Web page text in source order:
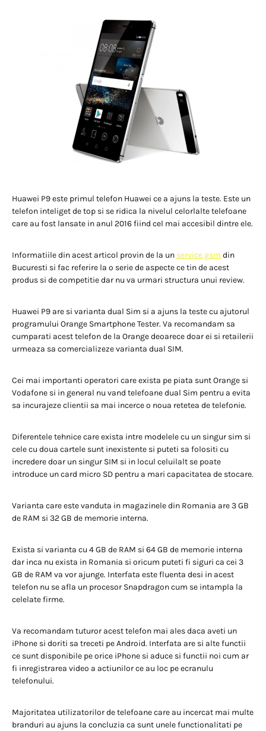
Huawei P9 este primul telefon Huawei ce a ajuns la teste. Este un
telefon inteliget de top si se ridica la nivelul celorlalte telefoane
care au fost lansate in anul 2016 fiind cel mai accesibil dintre ele.
Informatiile din acest articol provin de la un service gsm din
Bucuresti si fac referire la o serie de aspecte ce tin de acest
produs si de competitie dar nu va urmari structura unui review.
Huawei P9 are si varianta dual Sim si a ajuns la teste cu ajutorul
programului Orange Smartphone Tester. Va recomandam sa
cumparati acest telefon de la Orange deoarece doar ei si retailerii
urmeaza sa comercializeze varianta dual SIM.
Cei mai importanti operatori care exista pe piata sunt Orange si
Vodafone si in general nu vand telefoane dual Sim pentru a evita
sa incurajeze clientii sa mai incerce o noua retetea de telefonie.
Diferentele tehnice care exista intre modelele cu un singur sim si
cele cu doua cartele sunt inexistente si puteti sa folositi cu
incredere doar un singur SIM si in locul celuilalt se poate
introduce un card micro SD pentru a mari capacitatea de stocare.
Varianta care este vanduta in magazinele din Romania are 3 GB
de RAM si 32 GB de memorie interna.
Exista si varianta cu 4 GB de RAM si 64 GB de memorie interna
dar inca nu exista in Romania si oricum puteti fi siguri ca cei 3
GB de RAM va vor ajunge. Interfata este fluenta desi in acest
telefon nu se afla un procesor Snapdragon cum se intampla la
celelate firme.
Va recomandam tuturor acest telefon mai ales daca aveti un
iPhone si doriti sa treceti pe Android. Interfata are si alte functii
ce sunt disponibile pe orice iPhone si aduce si functii noi cum ar
fi inregistrarea video a actiunilor ce au loc pe ecranulu
telefonului.
Majoritatea utilizatorilor de telefoane care au incercat mai multe
branduri au ajuns la concluzia ca sunt unele functionalitati pe